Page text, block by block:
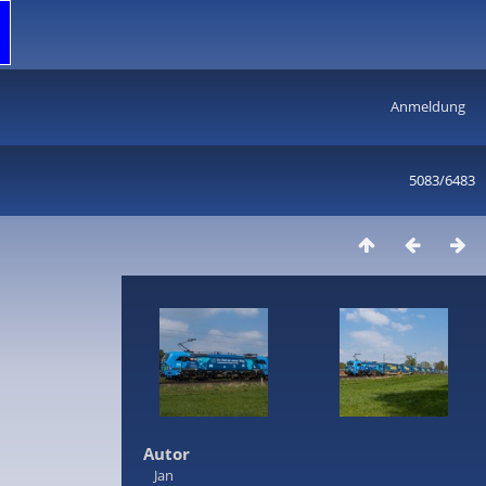
Anmeldung
5083/6483
Autor
Jan